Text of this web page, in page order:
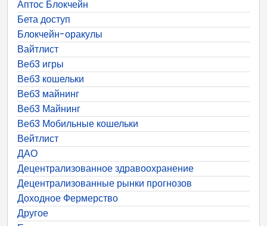
Аптос Блокчейн
Бета доступ
Блокчейн-оракулы
Вайтлист
Веб3 игры
Веб3 кошельки
Веб3 майнинг
Веб3 Майнинг
Веб3 Мобильные кошельки
Вейтлист
ДАО
Децентрализованное здравоохранение
Децентрализованные рынки прогнозов
Доходное Фермерство
Другое